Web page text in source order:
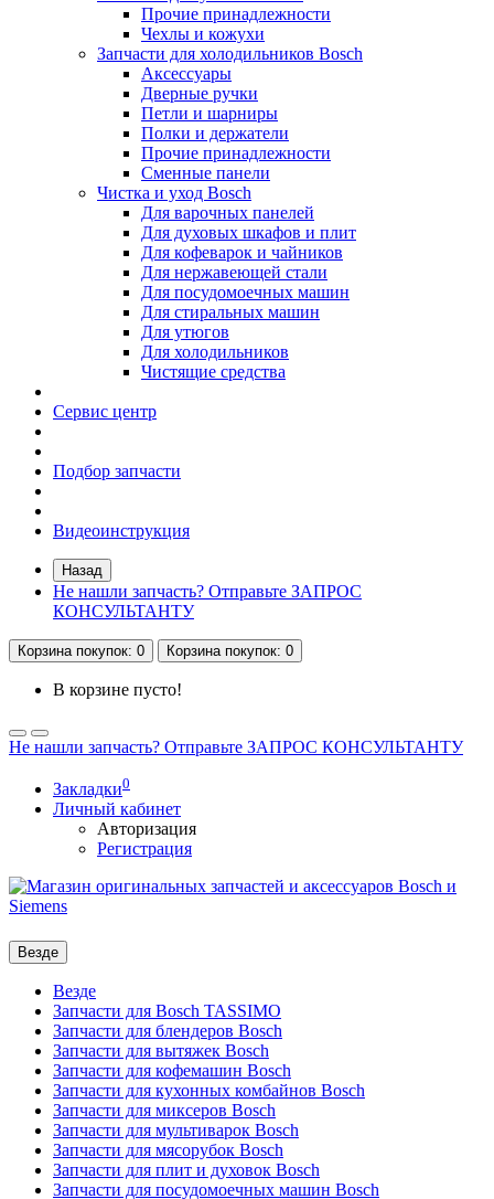
Прочие принадлежности
Чехлы и кожухи
Запчасти для холодильников Bosch
Аксессуары
Дверные ручки
Петли и шарниры
Полки и держатели
Прочие принадлежности
Сменные панели
Чистка и уход Bosch
Для варочных панелей
Для духовых шкафов и плит
Для кофеварок и чайников
Для нержавеющей стали
Для посудомоечных машин
Для стиральных машин
Для утюгов
Для холодильников
Чистящие средства
Сервис центр
Подбор запчасти
Видеоинструкция
Назад
Не нашли запчасть? Отправьте ЗАПРОС
КОНСУЛЬТАНТУ
Корзинапокупок: 0 Корзинапокупок: 0
В корзине пусто!
Не нашли запчасть? Отправьте ЗАПРОС КОНСУЛЬТАНТУ
Закладки0
Личный кабинет
Авторизация
Регистрация
Везде
Везде
Запчасти для Bosch TASSIMO
Запчасти для блендеров Bosch
Запчасти для вытяжек Bosch
Запчасти для кофемашин Bosch
Запчасти для кухонных комбайнов Bosch
Запчасти для миксеров Bosch
Запчасти для мультиварок Bosch
Запчасти для мясорубок Bosch
Запчасти для плит и духовок Bosch
Запчасти для посудомоечных машин Bosch